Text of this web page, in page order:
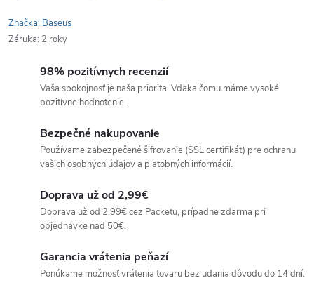
Značka: Baseus
Záruka: 2 roky
98% pozitívnych recenzií
Vaša spokojnosť je naša priorita. Vďaka čomu máme vysoké
pozitívne hodnotenie.
Bezpečné nakupovanie
Používame zabezpečené šifrovanie (SSL certifikát) pre ochranu
vašich osobných údajov a platobných informácií.
Doprava už od 2,99€
Doprava už od 2,99€ cez Packetu, prípadne zdarma pri
objednávke nad 50€.
Garancia vrátenia peňazí
Ponúkame možnosť vrátenia tovaru bez udania dôvodu do 14 dní.